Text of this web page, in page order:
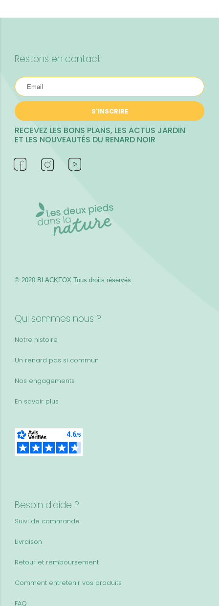
Restons en contact
S'INSCRIRE
RECEVEZ LES BONS PLANS, LES ACTUS JARDIN
ET LES NOUVEAUTÉS DU RENARD NOIR
Qui sommes nous ?
Notre histoire
Un renard pas si commun
Nos engagements
En savoir plus
Besoin d'aide ?
Suivi de commande
Livraison
Retour et remboursement
Comment entretenir vos produits
FAQ
© 2020 BLACKFOX Tous droits réservés